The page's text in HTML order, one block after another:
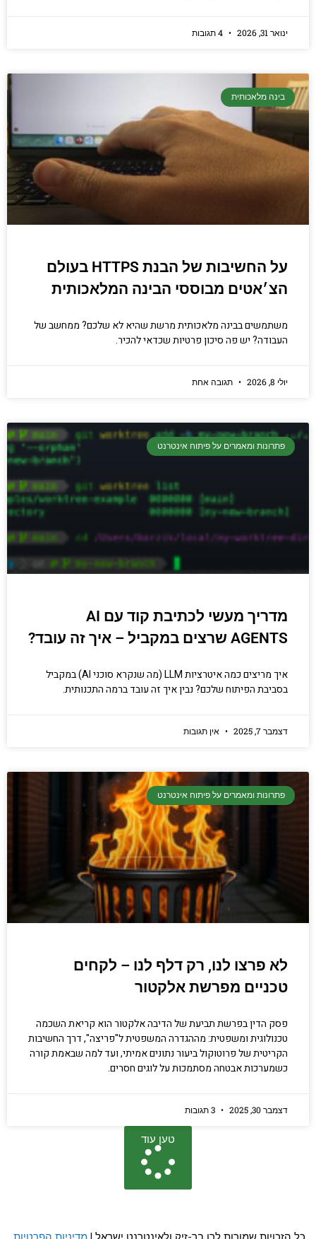
ינואר 31, 2026
בינה מלאכותית
על החשיבות של הבנת HTTPS בעולם
הצ׳אטים מבוססי הבינה המלאכותית
משתמשים בבינה מלאכותית מרשת שהיא לא שלכם? ממחשב של
העבודה? יש פה סיכון פרטיות שכדאי להכיר.
יולי 8, 2026 תגובה אחת
פתרונות ומאמרים על פיתוח אינטרנט
מדריך מעשי לכתיבת קוד עם AI
AGENTS שרצים במקביל – איך זה עובד?
איך מריצים כמה איטרציות LLM (מה שנקרא סוכני AI) במקביל
בסביבת הפיתוח שלכם? נבין איך זה עובד ברמה התכנותית.
דצמבר 7, 2025 אין תגובות
פתרונות ומאמרים על פיתוח אינטרנט
לא פרצו לנו, רק דלף לנו – לקחים
טכניים מפרשת אלקטור
פסק הדין בפרשת תביעת של הדיבה אלקטור הוא קריאת השכמה
טכנולוגית ומשפטית: מההגדרה המשפטית ל"פריצה", דרך החשיבות
הקריטית של פרוטוקול ביעור נתונים אמיתי, ועד למה שבאמת קורה
כשמערכות אבטחה מסתמכות על לוגים חסרים.
דצמבר 30, 2025
טען עוד